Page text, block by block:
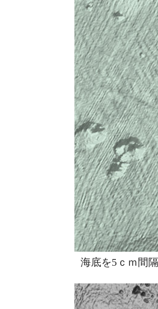
海底を5ｃｍ間